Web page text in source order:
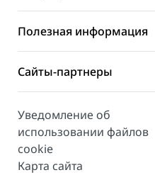
Полезная информация
Сайты-партнеры
Уведомление об
использовании файлов
cookie
Карта сайта